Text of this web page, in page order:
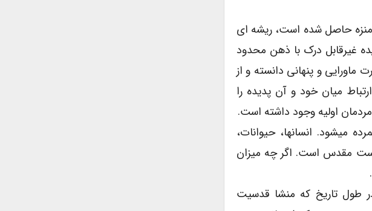
منزه حاصل شده است، ریشه ای
غیرقابل درک با ذهن محدود
و پنهانی دانسته و از
میان خود و آن پدیده را
اولیه وجود داشته است.
انسانها، حیوانات،
مقدس است. اگر چه میزان
طول تاریخ که منشا قدسیت